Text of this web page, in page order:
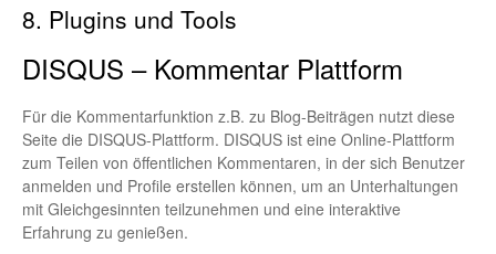
8. Plugins und Tools
DISQUS – Kommentar Plattform
Für die Kommentarfunktion z.B. zu Blog-Beiträgen nutzt diese
Seite die DISQUS-Plattform. DISQUS ist eine Online-Plattform
zum Teilen von öffentlichen Kommentaren, in der sich Benutzer
anmelden und Profile erstellen können, um an Unterhaltungen
mit Gleichgesinnten teilzunehmen und eine interaktive
Erfahrung zu genießen.